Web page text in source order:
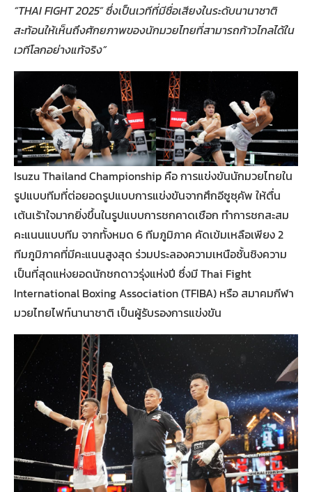
“THAI FIGHT 2025” ซึ่งเป็นเวทีที่มีชื่อเสียงในระดับนานาชาติ
สะท้อนให้เห็นถึงศักยภาพของนักมวยไทยที่สามารถก้าวไกลได้ใน
เวทีโลกอย่างแท้จริง”
Isuzu Thailand Championship คือ การแข่งขันนักมวยไทยใน
รูปแบบทีมที่ต่อยอดรูปแบบการแข่งขันจากศึกอีซูซุคัพ ให้ตื่น
เต้นเร้าใจมากยิ่งขึ้นในรูปแบบการชกคาดเชือก ทำการชกสะสม
คะแนนแบบทีม จากทั้งหมด 6 ทีมภูมิภาค คัดเข้มเหลือเพียง 2
ทีมภูมิภาคที่มีคะแนนสูงสุด ร่วมประลองความเหนือชั้นชิงความ
เป็นที่สุดแห่งยอดนักชกดาวรุ่งแห่งปี ซึ่งมี Thai Fight
International Boxing Association (TFIBA) หรือ สมาคมกีฬา
มวยไทยไฟท์นานาชาติ เป็นผู้รับรองการแข่งขัน